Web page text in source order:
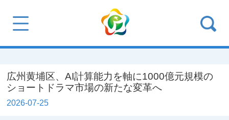
広州黄埔区、AI計算能力を軸に1000億元規模の
ショートドラマ市場の新たな変革へ
2026-07-25